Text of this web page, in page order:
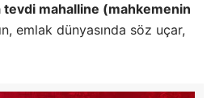
mahalline (mahkemenin
emlak dünyasında söz uçar,